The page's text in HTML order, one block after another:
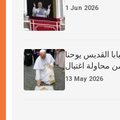
1 Jun 2026
القديس يوحنا
محاولة اغتيال
13 May 2026